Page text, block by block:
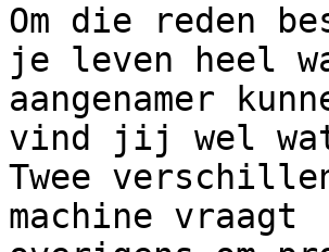
Om die reden
je leven heel
aangenamer
vind jij wel
Twee
machine vraagt